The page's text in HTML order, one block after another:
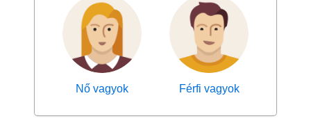
Nő vagyok Férfi vagyok